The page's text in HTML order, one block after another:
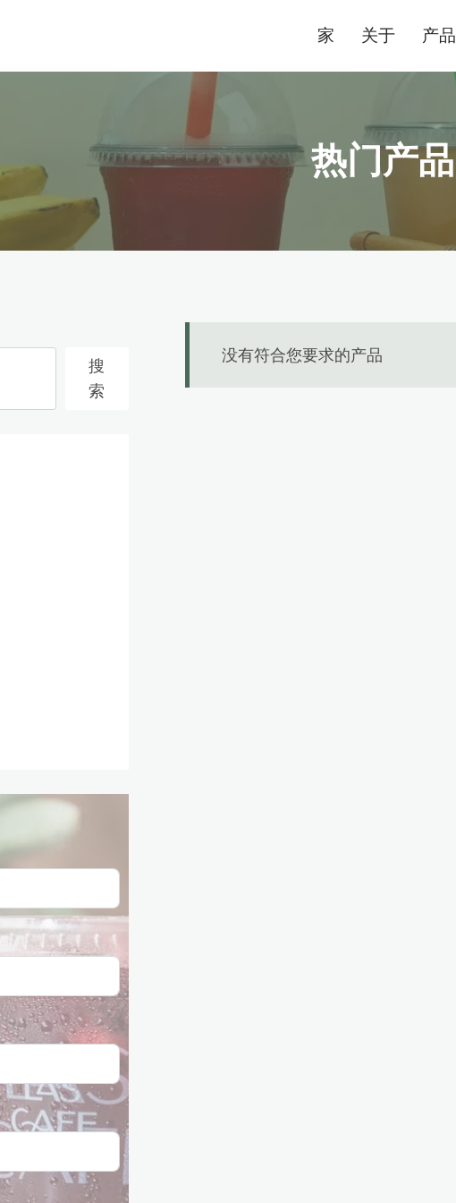
家 关于 产品
热门产品
没有符合您要求的产品
搜
索